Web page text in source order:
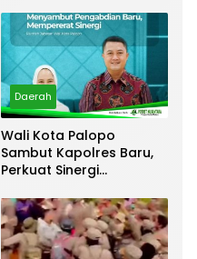
Daerah
Wali Kota Palopo
Sambut Kapolres Baru,
Perkuat Sinergi